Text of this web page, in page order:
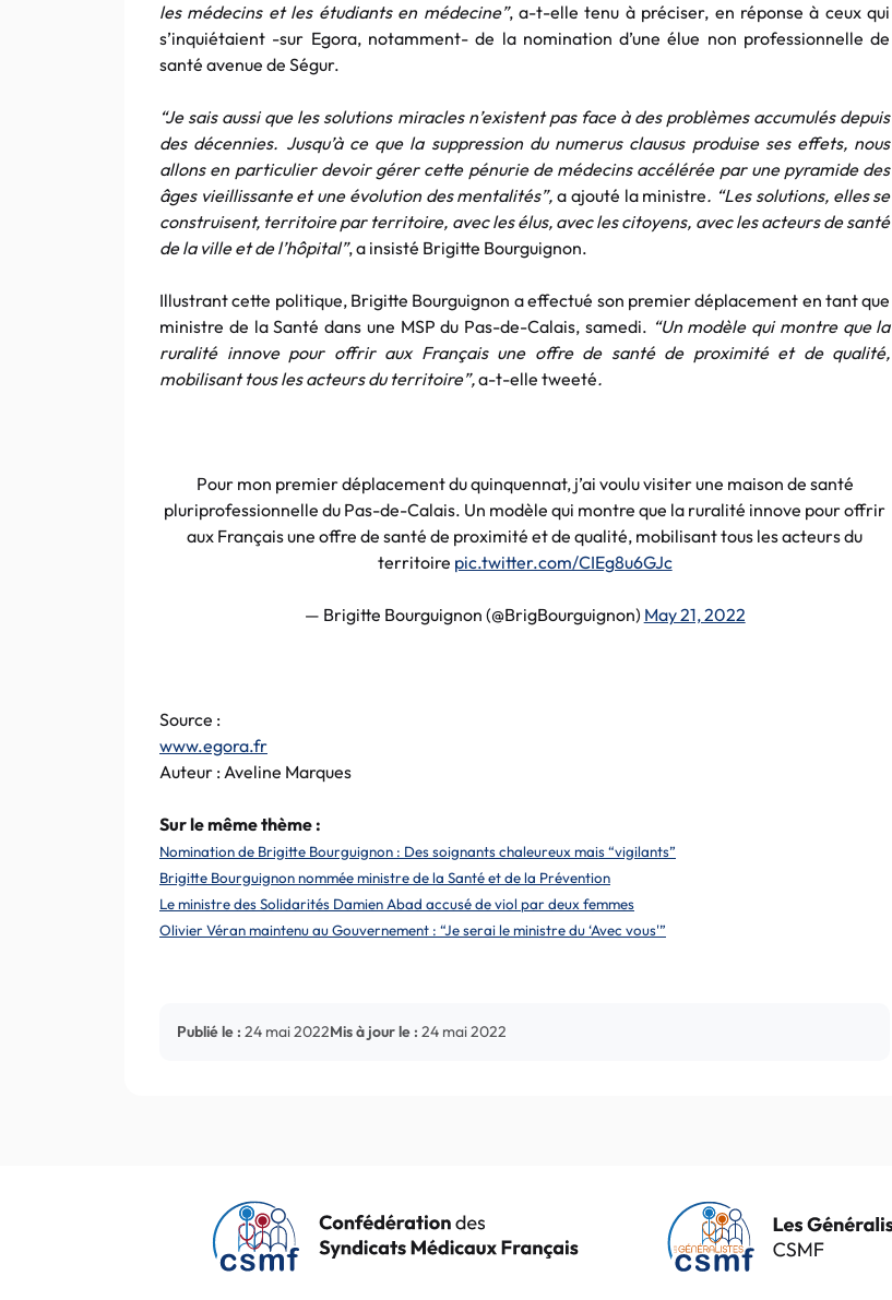
les médecins et les étudiants en médecine”, a-t-elle tenu à préciser, en réponse à ceux qui
s’inquiétaient -sur Egora, notamment- de la nomination d’une élue non professionnelle de
santé avenue de Ségur.
“Je sais aussi que les solutions miracles n’existent pas face à des problèmes accumulés depuis
des décennies. Jusqu’à ce que la suppression du numerus clausus produise ses effets, nous
allons en particulier devoir gérer cette pénurie de médecins accélérée par une pyramide des
âges vieillissante et une évolution des mentalités”, a ajouté la ministre. “Les solutions, elles se
construisent, territoire par territoire, avec les élus, avec les citoyens, avec les acteurs de santé
de la ville et de l’hôpital”, a insisté Brigitte Bourguignon.
Illustrant cette politique, Brigitte Bourguignon a effectué son premier déplacement en tant que
ministre de la Santé dans une MSP du Pas-de-Calais, samedi. “Un modèle qui montre que la
ruralité innove pour offrir aux Français une offre de santé de proximité et de qualité,
mobilisant tous les acteurs du territoire”,a-t-elle tweeté.
Pour mon premier déplacement du quinquennat, j’ai voulu visiter une maison de santé
pluriprofessionnelle du Pas-de-Calais. Un modèle qui montre que la ruralité innove pour offrir
aux Français une offre de santé de proximité et de qualité, mobilisant tous les acteurs du
territoire pic.twitter.com/CIEg8u6GJc
— Brigitte Bourguignon (@BrigBourguignon) May 21, 2022
Source :
www.egora.fr
Auteur : Aveline Marques
Sur le même thème :
Nomination de Brigitte Bourguignon : Des soignants chaleureux mais “vigilants”
Brigitte Bourguignon nommée ministre de la Santé et de la Prévention
Le ministre des Solidarités Damien Abad accusé de viol par deux femmes
Olivier Véran maintenu au Gouvernement : “Je serai le ministre du ‘Avec vous'”
Publié le : 24 mai 2022Mis à jour le : 24 mai 2022